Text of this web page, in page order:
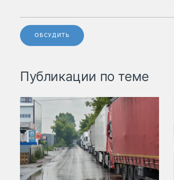
ОБСУДИТЬ
Публикации по теме